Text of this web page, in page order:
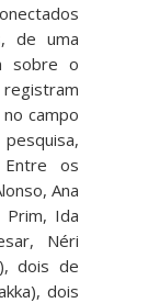
de uma
sobre o
campo
os
Ana
Prim, Ida
Néri
dois de
dois